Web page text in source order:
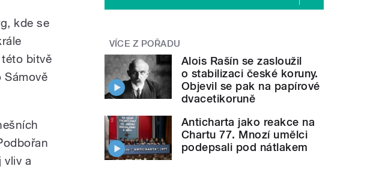
kde se
bitvě
Sámově
vliv a
VÍCE Z POŘADU
Alois Rašín se zasloužil
o stabilizaci české koruny.
Objevil se pak na papírové
dvacetikoruně
Anticharta jako reakce na
Chartu 77. Mnozí umělci
podepsali pod nátlakem